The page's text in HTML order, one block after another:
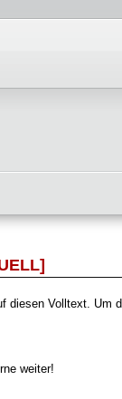
diesen Volltext.
weiter!